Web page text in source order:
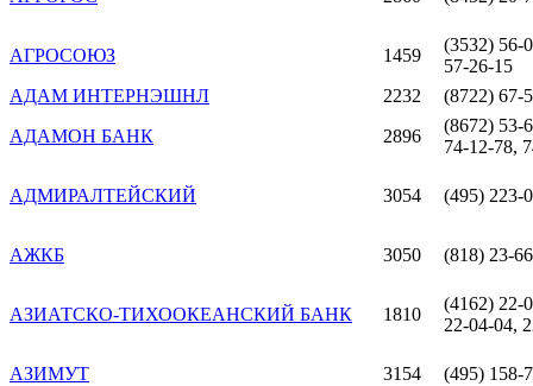
АГРОСОЮЗ 1459
(3532) 56-
57-26-15
АДАМ ИНТЕРНЭШНЛ
2232
(8722) 67-
АДАМОН БАНК
2896
(8672) 53-
74-12-78,
АДМИРАЛТЕЙСКИЙ 3054 (495) 223-
АЖКБ 3050 (818) 23-
АЗИАТСКО-ТИХООКЕАНСКИЙ БАНК 1810
(4162) 22-
22-04-04,
АЗИМУТ 3154 (495) 158-